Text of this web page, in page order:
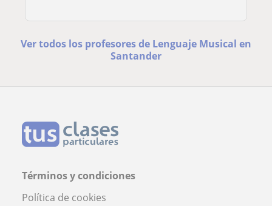
Ver todos los profesores de Lenguaje Musical en
Santander
Términos y condiciones
Política de cookies